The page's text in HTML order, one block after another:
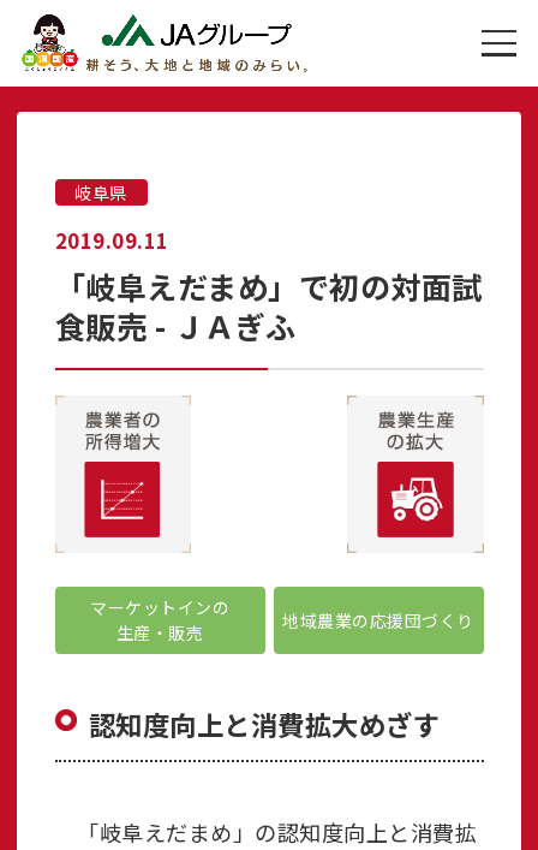
岐阜県
2019.09.11
「岐阜えだまめ」で初の対面試
食販売 - ＪＡぎふ
マーケットインの
生産・販売
地域農業の応援団づくり
認知度向上と消費拡大めざす
「岐阜えだまめ」の認知度向上と消費拡